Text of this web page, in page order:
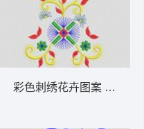
彩色刺绣花卉图案 植物花